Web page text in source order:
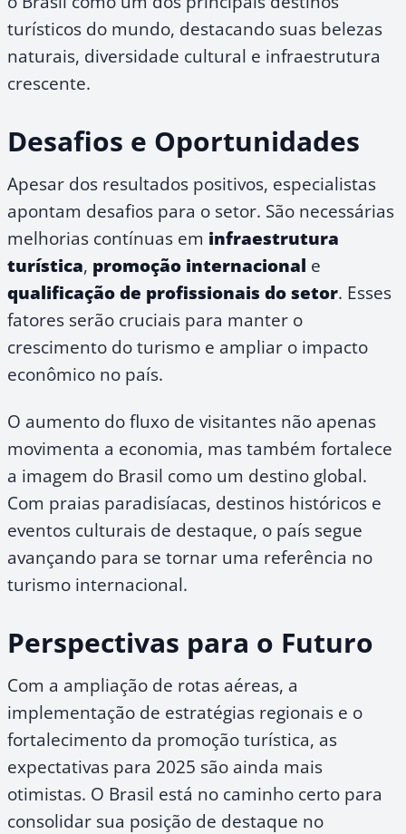
turísticos do mundo, destacando suas belezas
naturais, diversidade cultural e infraestrutura
crescente.
Desafios e Oportunidades
Apesar dos resultados positivos, especialistas
apontam desafios para o setor. São necessárias
melhorias contínuas em infraestrutura
turística, promoção internacional e
qualificação de profissionais do setor. Esses
fatores serão cruciais para manter o
crescimento do turismo e ampliar o impacto
econômico no país.
O aumento do fluxo de visitantes não apenas
movimenta a economia, mas também fortalece
a imagem do Brasil como um destino global.
Com praias paradisíacas, destinos históricos e
eventos culturais de destaque, o país segue
avançando para se tornar uma referência no
turismo internacional.
Perspectivas para o Futuro
Com a ampliação de rotas aéreas, a
implementação de estratégias regionais e o
fortalecimento da promoção turística, as
expectativas para 2025 são ainda mais
otimistas. O Brasil está no caminho certo para
consolidar sua posição de destaque no